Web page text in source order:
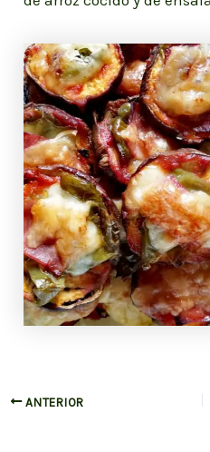
Navegación
ANTERIOR